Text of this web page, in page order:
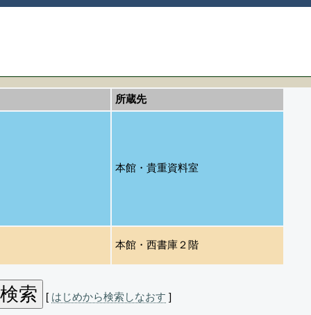
所蔵先
本館・貴重資料室
本館・西書庫２階
[ はじめから検索しなおす ]